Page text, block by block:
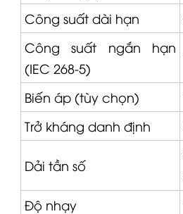
Công suất dài hạn
Công suất ngắn hạn
(IEC 268-5)
Biến áp (tùy chọn)
Trở kháng danh định
Dải tần số
Độ nhạy